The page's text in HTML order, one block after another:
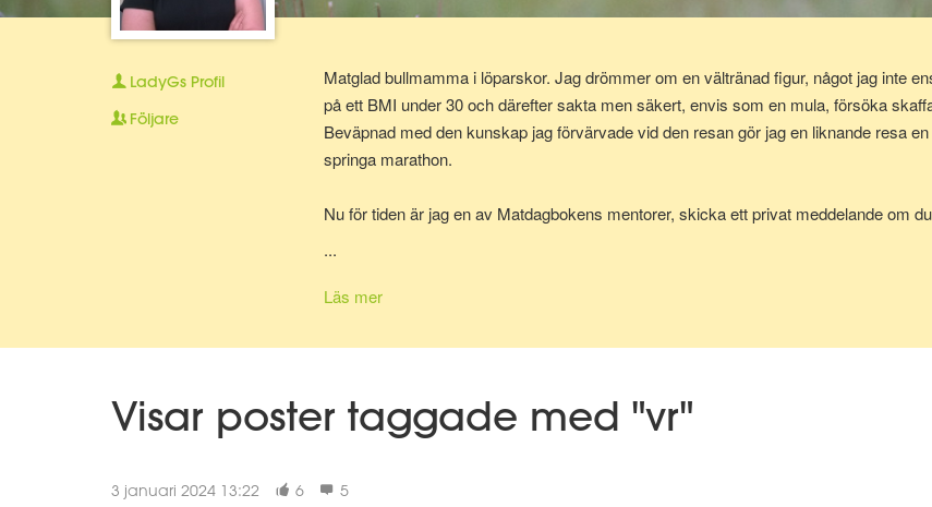
Matglad bullmamma i löparskor. Jag drömmer om en vältränad figur, något jag inte
på ett BMI under 30 och därefter sakta men säkert, envis som en mula, försöka
Beväpnad med den kunskap jag förvärvade vid den resan gör jag en liknande resa
springa marathon.
Nu för tiden är jag en av Matdagbokens mentorer, skicka ett privat meddelande om
...
Läs mer
LadyGs Profil
Följare
Visar poster taggade med "vr"
3 januari 2024 13:22 6 5